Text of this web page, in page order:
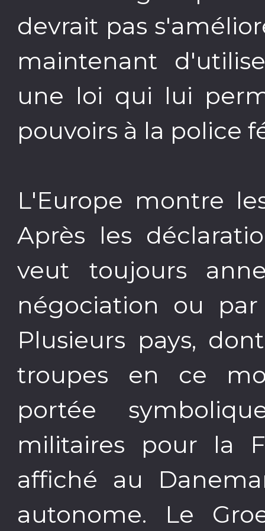
devrait pas
maintenant
une loi qui lui
pouvoirs à la police
L'Europe montre
Après les
veut toujours
négociation ou
Plusieurs pays,
troupes en ce
portée
militaires pour la
affiché au
autonome. Le